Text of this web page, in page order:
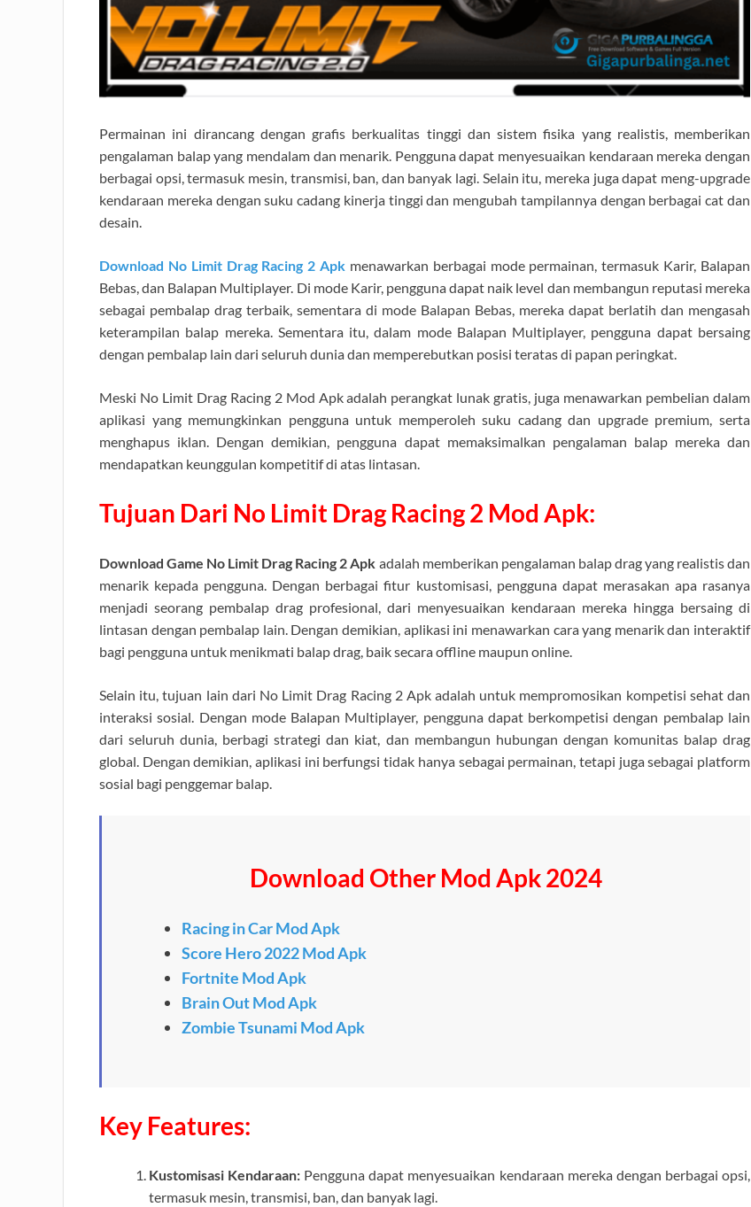
Permainan ini dirancang dengan grafis berkualitas tinggi dan sistem fisika yang realistis, memberikan
pengalaman balap yang mendalam dan menarik. Pengguna dapat menyesuaikan kendaraan mereka dengan
berbagai opsi, termasuk mesin, transmisi, ban, dan banyak lagi. Selain itu, mereka juga dapat meng-upgrade
kendaraan mereka dengan suku cadang kinerja tinggi dan mengubah tampilannya dengan berbagai cat dan
desain.
Download No Limit Drag Racing 2 Apk menawarkan berbagai mode permainan, termasuk Karir, Balapan
Bebas, dan Balapan Multiplayer. Di mode Karir, pengguna dapat naik level dan membangun reputasi mereka
sebagai pembalap drag terbaik, sementara di mode Balapan Bebas, mereka dapat berlatih dan mengasah
keterampilan balap mereka. Sementara itu, dalam mode Balapan Multiplayer, pengguna dapat bersaing
dengan pembalap lain dari seluruh dunia dan memperebutkan posisi teratas di papan peringkat.
Meski No Limit Drag Racing 2 Mod Apk adalah perangkat lunak gratis, juga menawarkan pembelian dalam
aplikasi yang memungkinkan pengguna untuk memperoleh suku cadang dan upgrade premium, serta
menghapus iklan. Dengan demikian, pengguna dapat memaksimalkan pengalaman balap mereka dan
mendapatkan keunggulan kompetitif di atas lintasan.
Tujuan Dari No Limit Drag Racing 2 Mod Apk:
Download Game No Limit Drag Racing 2 Apk adalah memberikan pengalaman balap drag yang realistis dan
menarik kepada pengguna. Dengan berbagai fitur kustomisasi, pengguna dapat merasakan apa rasanya
menjadi seorang pembalap drag profesional, dari menyesuaikan kendaraan mereka hingga bersaing di
lintasan dengan pembalap lain. Dengan demikian, aplikasi ini menawarkan cara yang menarik dan interaktif
bagi pengguna untuk menikmati balap drag, baik secara offline maupun online.
Selain itu, tujuan lain dari No Limit Drag Racing 2 Apk adalah untuk mempromosikan kompetisi sehat dan
interaksi sosial. Dengan mode Balapan Multiplayer, pengguna dapat berkompetisi dengan pembalap lain
dari seluruh dunia, berbagi strategi dan kiat, dan membangun hubungan dengan komunitas balap drag
global. Dengan demikian, aplikasi ini berfungsi tidak hanya sebagai permainan, tetapi juga sebagai platform
sosial bagi penggemar balap.
Download Other Mod Apk 2024
Racing in Car Mod Apk
Score Hero 2022 Mod Apk
Fortnite Mod Apk
Brain Out Mod Apk
Zombie Tsunami Mod Apk
Key Features:
Kustomisasi Kendaraan: Pengguna dapat menyesuaikan kendaraan mereka dengan berbagai opsi,
termasuk mesin, transmisi, ban, dan banyak lagi.